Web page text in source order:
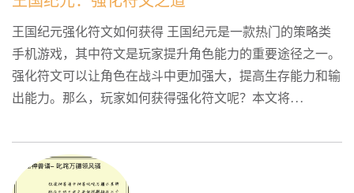
王国纪元强化符文如何获得 王国纪元是一款热门的策略类
手机游戏，其中符文是玩家提升角色能力的重要途径之一。
强化符文可以让角色在战斗中更加强大，提高生存能力和输
出能力。那么，玩家如何获得强化符文呢？本文将...